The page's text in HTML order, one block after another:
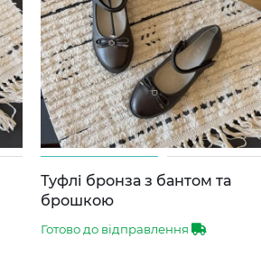
Туфлі бронза з бантом та
брошкою
Готово до відправлення